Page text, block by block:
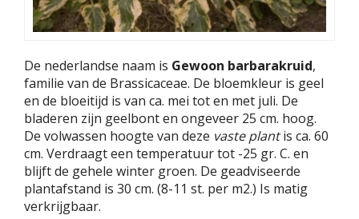
De nederlandse naam is Gewoon barbarakruid,
familie van de Brassicaceae. De bloemkleur is geel
en de bloeitijd is van ca. mei tot en met juli. De
bladeren zijn geelbont en ongeveer 25 cm. hoog.
De volwassen hoogte van deze vaste plantis ca. 60
cm. Verdraagt een temperatuur tot -25 gr. C. en
blijft de gehele winter groen. De geadviseerde
plantafstand is 30 cm. (8-11 st. per m2.) Is matig
verkrijgbaar.